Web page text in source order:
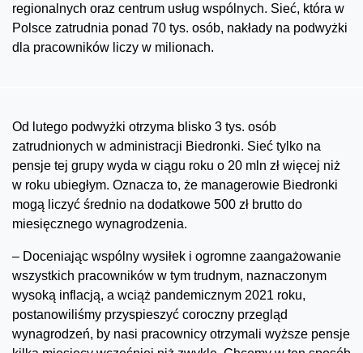
regionalnych oraz centrum usług wspólnych. Sieć, która w
Polsce zatrudnia ponad 70 tys. osób, nakłady na podwyżki
dla pracowników liczy w milionach.
Od lutego podwyżki otrzyma blisko 3 tys. osób
zatrudnionych w administracji Biedronki. Sieć tylko na
pensje tej grupy wyda w ciągu roku o 20 mln zł więcej niż
w roku ubiegłym. Oznacza to, że managerowie Biedronki
mogą liczyć średnio na dodatkowe 500 zł brutto do
miesięcznego wynagrodzenia.
– Doceniając wspólny wysiłek i ogromne zaangażowanie
wszystkich pracowników w tym trudnym, naznaczonym
wysoką inflacją, a wciąż pandemicznym 2021 roku,
postanowiliśmy przyspieszyć coroczny przegląd
wynagrodzeń, by nasi pracownicy otrzymali wyższe pensje